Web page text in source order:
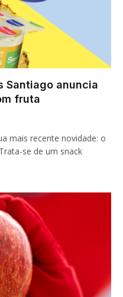
Santiago anuncia
fruta
mais recente novidade: o
se de um snack